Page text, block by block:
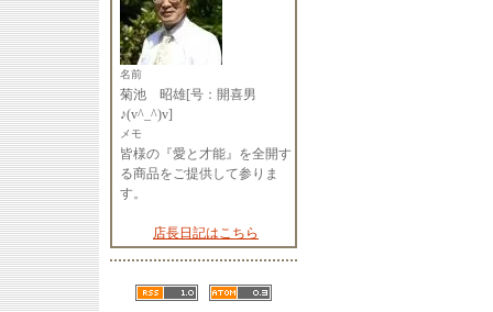
名前
菊池 昭雄[号：開喜男
♪(v^_^)v]
メモ
皆様の『愛と才能』を全開す
る商品をご提供して参りま
す。
店長日記はこちら